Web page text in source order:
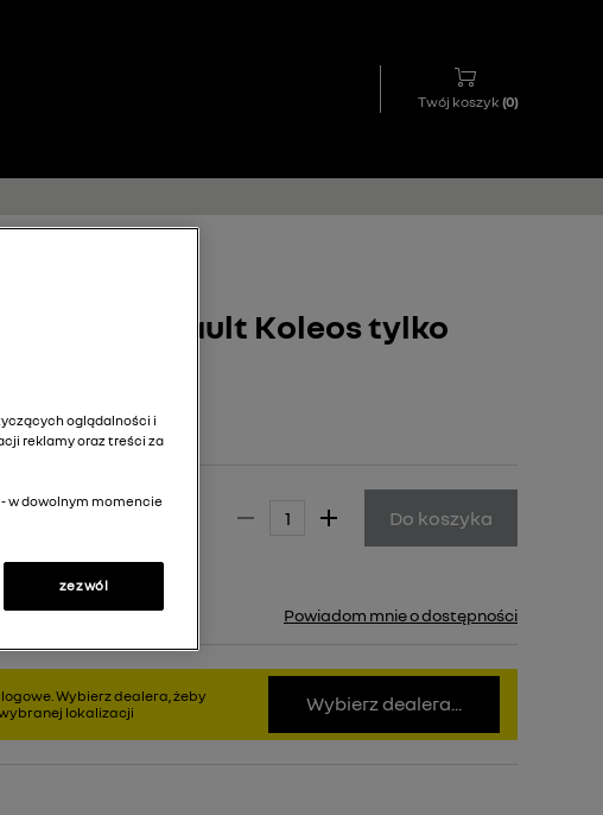
Twój koszyk (0)
Renault Koleos tylko
239,00 zł Do koszyka
Powiadom mnie o dostępności
Wybierz dealera, żeby
lokalizacji
Wybierz dealera...
oglądalności i
reklamy oraz treści za
w dowolnym momencie
zezwól